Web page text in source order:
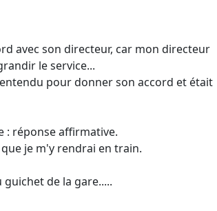
avec son directeur, car mon directeur
le service...
pour donner son accord et était
: réponse affirmative.
je m'y rendrai en train.
de la gare.....